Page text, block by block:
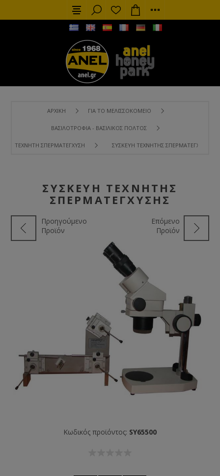
ΑΡΧΙΚΉ ΓΙΑ ΤΟ ΜΕΛΙΣΣΟΚΟΜΕΊΟ
ΒΑΣΙΛΟΤΡΟΦΊΑ - ΒΑΣΙΛΙΚΌΣ ΠΟΛΤΌΣ
ΤΕΧΝΗΤΉ ΣΠΕΡΜΑΤΈΓΧΥΣΗ ΣΥΣΚΕΥΉ ΤΕΧΝΗΤΉΣ ΣΠΕΡΜΑΤΈΓΧΥΣΗΣ
ΣΥΣΚΕΥΉ ΤΕΧΝΗΤΉΣ
ΣΠΕΡΜΑΤΈΓΧΥΣΗΣ
Προηγούμενο
Προϊόν
Επόμενο
Προϊόν
Κωδικός προϊόντος: SY65500